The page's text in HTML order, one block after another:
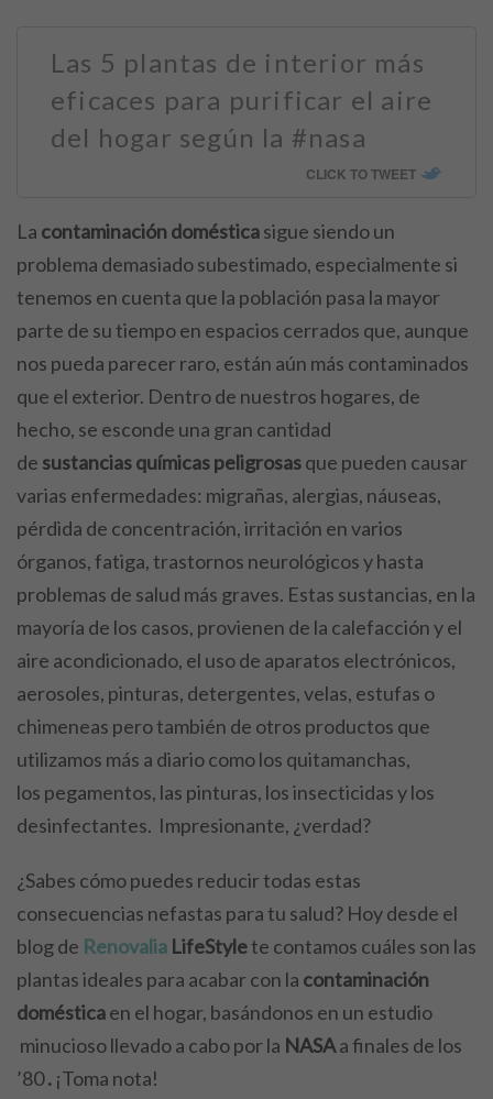
Las 5 plantas de interior más
eficaces para purificar el aire
del hogar según la #nasa
CLICK TO TWEET
La contaminación domésticasigue siendo un
problema demasiado subestimado, especialmente si
tenemos en cuenta que la población pasa la mayor
parte de su tiempo en espacios cerrados que, aunque
nos pueda parecer raro, están aún más contaminados
que el exterior. Dentro de nuestros hogares, de
hecho, se esconde una gran cantidad
de sustancias químicas peligrosasque pueden causar
varias enfermedades: migrañas, alergias, náuseas,
pérdida de concentración, irritación en varios
órganos, fatiga, trastornos neurológicos y hasta
problemas de salud más graves. Estas sustancias, en la
mayoría de los casos, provienen de la calefacción y el
aire acondicionado, el uso de aparatos electrónicos,
aerosoles, pinturas, detergentes, velas, estufas o
chimeneas pero también de otros productos que
utilizamos más a diario como los quitamanchas,
los pegamentos, las pinturas, los insecticidas y los
desinfectantes. Impresionante, ¿verdad?
¿Sabes cómo puedes reducir todas estas
consecuencias nefastas para tu salud? Hoy desde el
blog de Renovalia LifeStylete contamos cuáles son las
plantas ideales para acabar con la contaminación
domésticaen el hogar, basándonos en un estudio
minucioso llevado a cabo por la NASAa finales de los
’80. ¡Toma nota!